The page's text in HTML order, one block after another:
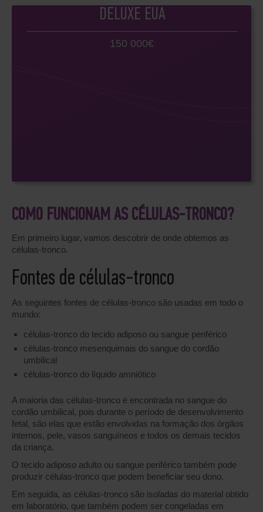
DELUXE EUA
150 000€
COMO FUNCIONAM AS CÉLULAS-TRONCO?
Em primeiro lugar, vamos descobrir de onde obtemos as
células-tronco.
Fontes de células-tronco
As seguintes fontes de células-tronco são usadas em todo o
mundo:
células-tronco do tecido adiposo ou sangue periférico
células-tronco mesenquimais do sangue do cordão
umbilical
células-tronco do líquido amniótico
A maioria das células-tronco é encontrada no sangue do
cordão umbilical, pois durante o período de desenvolvimento
fetal, são elas que estão envolvidas na formação dos órgãos
internos, pele, vasos sanguíneos e todos os demais tecidos
da criança.
O tecido adiposo adulto ou sangue periférico também pode
produzir células-tronco que podem beneficiar seu dono.
Em seguida, as células-tronco são isoladas do material obtido
em laboratório, que também podem ser congeladas em